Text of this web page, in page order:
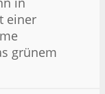
einer
grünem